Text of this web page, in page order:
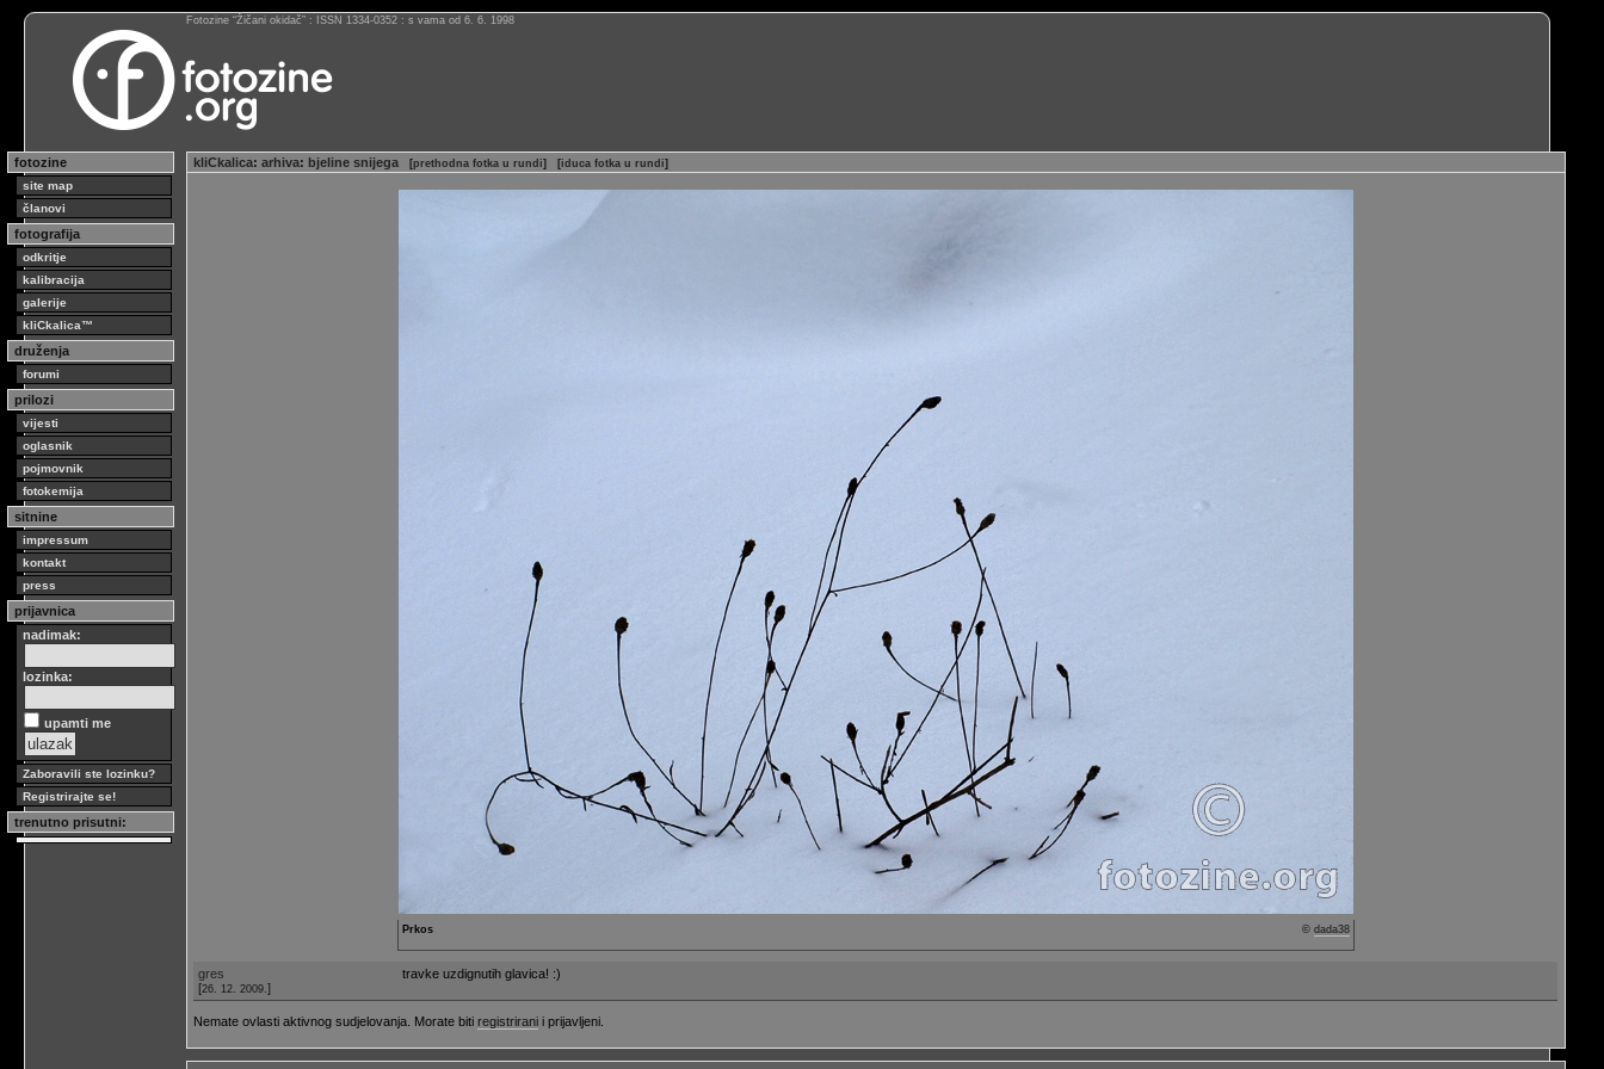
Fotozine “Žičani okidač” : ISSN 1334-0352 : s vama od 6. 6. 1998
fotozine
site map
članovi
fotografija
odkritje
kalibracija
galerije
kliCkalica™
druženja
forumi
prilozi
vijesti
oglasnik
pojmovnik
fotokemija
sitnine
impressum
kontakt
press
prijavnica
nadimak:
lozinka:
upamti me
Zaboravili ste lozinku?
Registrirajte se!
trenutno prisutni:
kliCkalica: arhiva: bjeline snijega [prethodna fotka u rundi] [iduca fotka u rundi]
© dada38
Prkos
gres
[26. 12. 2009. ]
travke uzdignutih glavica! :)
Nemate ovlasti aktivnog sudjelovanja. Morate biti registrirani i prijavljeni.